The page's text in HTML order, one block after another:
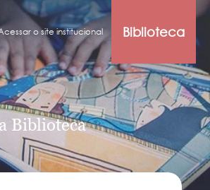
o site institucional Biblioteca
Biblioteca